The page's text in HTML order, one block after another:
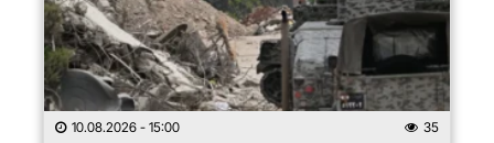
10.08.2026 - 15:00 35